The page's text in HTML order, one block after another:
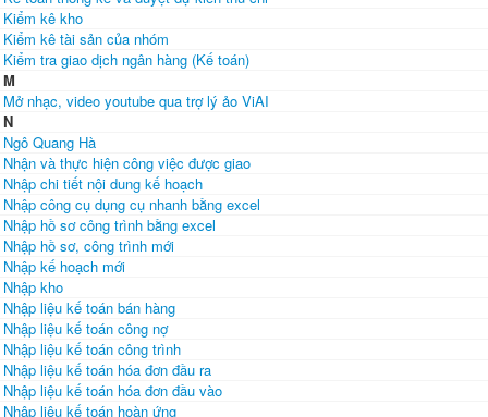
Kiểm kê kho
Kiểm kê tài sản của nhóm
Kiểm tra giao dịch ngân hàng (Kế toán)
M
Mở nhạc, video youtube qua trợ lý ảo ViAI
N
Ngô Quang Hà
Nhận và thực hiện công việc được giao
Nhập chi tiết nội dung kế hoạch
Nhập công cụ dụng cụ nhanh bằng excel
Nhập hồ sơ công trình bằng excel
Nhập hồ sơ, công trình mới
Nhập kế hoạch mới
Nhập kho
Nhập liệu kế toán bán hàng
Nhập liệu kế toán công nợ
Nhập liệu kế toán công trình
Nhập liệu kế toán hóa đơn đầu ra
Nhập liệu kế toán hóa đơn đầu vào
Nhập liệu kế toán hoàn ứng